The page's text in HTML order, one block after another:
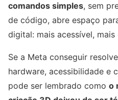
comandos simples, sem
de código, abre espaço
digital: mais acessível,
Se a Meta conseguir
hardware, acessibilidade e
pode ser lembrado como o